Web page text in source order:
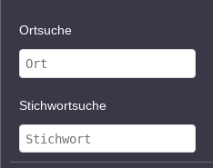
Ortsuche
Stichwortsuche